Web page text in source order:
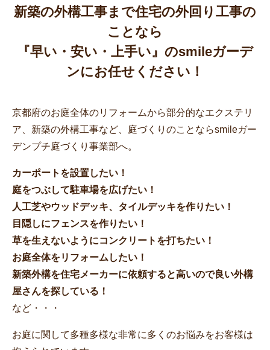
新築の外構工事まで住宅の外回り工事の
ことなら
『早い・安い・上手い』のsmileガーデ
ンにお任せください！
京都府のお庭全体のリフォームから部分的なエクステリ
ア、新築の外構工事など、庭づくりのことならsmileガー
デンプチ庭づくり事業部へ。
カーポートを設置したい！
庭をつぶして駐車場を広げたい！
人工芝やウッドデッキ、タイルデッキを作りたい！
目隠しにフェンスを作りたい！
草を生えないようにコンクリートを打ちたい！
お庭全体をリフォームしたい！
新築外構を住宅メーカーに依頼すると高いので良い外構
屋さんを探している！
など・・・
お庭に関して多種多様な非常に多くのお悩みをお客様は